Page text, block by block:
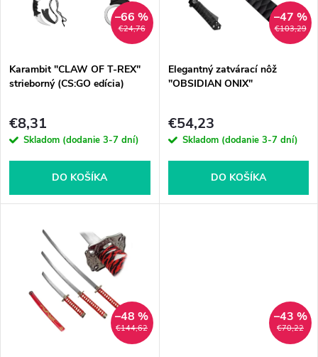
e
p
r
o
s
p
r
o
d
€24,76
–66 %
Karambit "CLAW OF T-REX"
strieborný (CS:GO edícia)
€8,31
Skladom (dodanie 3-7 dní)
DO KOŠÍKA
€103,29
–47 %
Elegantný zatvárací nôž
"OBSIDIAN ONIX"
€54,23
Skladom (dodanie 3-7 dní)
DO KOŠÍKA
€144,62
–48 %
€70,22
–43 %